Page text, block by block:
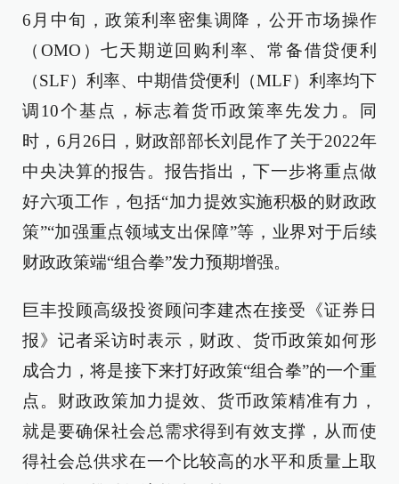
6月中旬，政策利率密集调降，公开市场操作
（OMO）七天期逆回购利率、常备借贷便利
（SLF）利率、中期借贷便利（MLF）利率均下
调10个基点，标志着货币政策率先发力。同
时，6月26日，财政部部长刘昆作了关于2022年
中央决算的报告。报告指出，下一步将重点做
好六项工作，包括“加力提效实施积极的财政政
策”“加强重点领域支出保障”等，业界对于后续
财政政策端“组合拳”发力预期增强。
巨丰投顾高级投资顾问李建杰在接受《证券日
报》记者采访时表示，财政、货币政策如何形
成合力，将是接下来打好政策“组合拳”的一个重
点。财政政策加力提效、货币政策精准有力，
就是要确保社会总需求得到有效支撑，从而使
得社会总供求在一个比较高的水平和质量上取